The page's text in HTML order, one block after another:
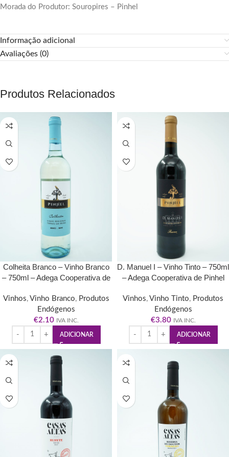
Morada do Produtor: Souropires – Pinhel
Informação adicional
Avaliações (0)
Produtos Relacionados
Colheita Branco – Vinho Branco
– 750ml – Adega Cooperativa de
Vinhos, Vinho Branco, Produtos
Endógenos
€2.10 IVA INC.
ADICIONAR
D. Manuel I – Vinho Tinto – 750ml
– Adega Cooperativa de Pinhel
Vinhos, Vinho Tinto, Produtos
Endógenos
€3.80 IVA INC.
ADICIONAR